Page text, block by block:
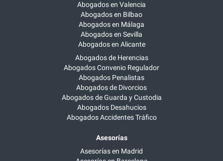
Abogados en Valencia
Abogados en Bilbao
Abogados en Málaga
Abogados en Sevilla
Abogados en Alicante
Abogados de Herencias
Abogados Convenio Regulador
Abogados Penalistas
Abogados de Divorcios
Abogados de Guarda y Custodia
Abogados Desahucios
Abogados Accidentes Tráfico
Asesorías
Asesorías en Madrid